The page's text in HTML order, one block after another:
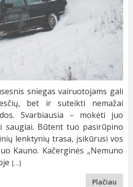
sniegas vairuotojams gali
bet ir suteikti nemažai
Svarbiausia – mokėti juo
saugiai. Būtent tuo pasirūpino
lenktynių trasa, įsikūrusi vos
Kauno. Kačerginės „Nemuno
[…]
Plačiau